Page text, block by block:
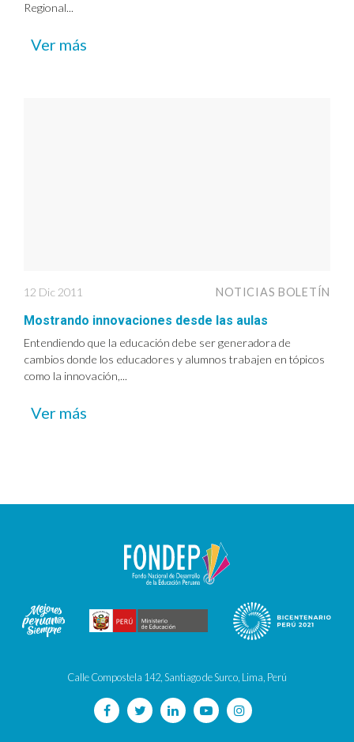
Regional...
Ver más
12 Dic 2011 NOTICIAS BOLETÍN
Mostrando innovaciones desde las aulas
Entendiendo que la educación debe ser generadora de
cambios donde los educadores y alumnos trabajen en tópicos
como la innovación,...
Ver más
Calle Compostela 142, Santiago de Surco, Lima, Perú